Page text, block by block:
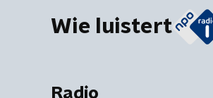
Wie luistert
Radio